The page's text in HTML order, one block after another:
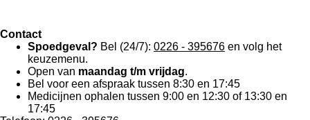
Contact
Spoedgeval? Bel (24/7): 0226 - 395676 en volg het
keuzemenu.
Open van maandag t/m vrijdag.
Bel voor een afspraak tussen 8:30 en 17:45
Medicijnen ophalen tussen 9:00 en 12:30 of 13:30 en
17:45